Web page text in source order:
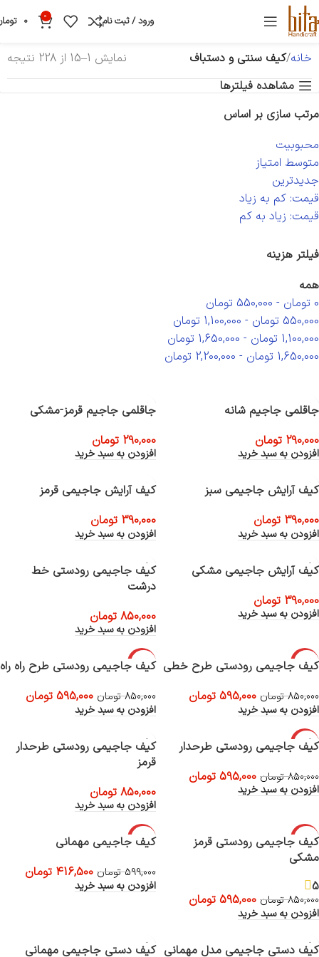
ورود / ثبت نام 0
0
خانه کیف سنتی و دستباف
نمایش 1–15 از 228 نتیجه
مشاهده فیلترها
مرتب سازی بر اساس
محبوبیت
متوسط امتیاز
جدیدترین
قیمت: کم به زیاد
قیمت: زیاد به کم
فیلتر هزینه
همه
0 تومان -
550,000 تومان
550,000 تومان -
1,100,000 تومان
1,100,000 تومان -
1,650,000 تومان
1,650,000 تومان -
2,200,000 تومان
جاقلمی جاجیم شانه
290,000 تومان
افزودن به سبد خرید
جاقلمی جاجیم قرمز-مشکی
290,000 تومان
افزودن به سبد خرید
کیف آرایش جاجیمی سبز
390,000 تومان
افزودن به سبد خرید
کیف آرایش جاجیمی قرمز
390,000 تومان
افزودن به سبد خرید
کیف آرایش جاجیمی مشکی
390,000 تومان
افزودن به سبد خرید
کیف جاجیمی رودستی خط
درشت
850,000 تومان
افزودن به سبد خرید
-30%
کیف جاجیمی رودستی طرح خطی
850,000 تومان 595,000 تومان
افزودن به سبد خرید
-30%
کیف جاجیمی رودستی طرح راه راه
850,000 تومان 595,000 تومان
افزودن به سبد خرید
-30%
کیف جاجیمی رودستی طرحدار
850,000 تومان 595,000 تومان
افزودن به سبد خرید
کیف جاجیمی رودستی طرحدار
قرمز
850,000 تومان
افزودن به سبد خرید
-30%
کیف جاجیمی رودستی قرمز
مشکی
5
850,000 تومان 595,000 تومان
افزودن به سبد خرید
-30%
کیف جاجیمی مهمانی
599,000 تومان 416,500 تومان
افزودن به سبد خرید
کیف دستی جاجیمی مدل مهمانی کیف دستی جاجیمی مهمانی